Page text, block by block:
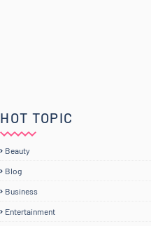
HOT TOPIC
Beauty
Blog
Business
Entertainment